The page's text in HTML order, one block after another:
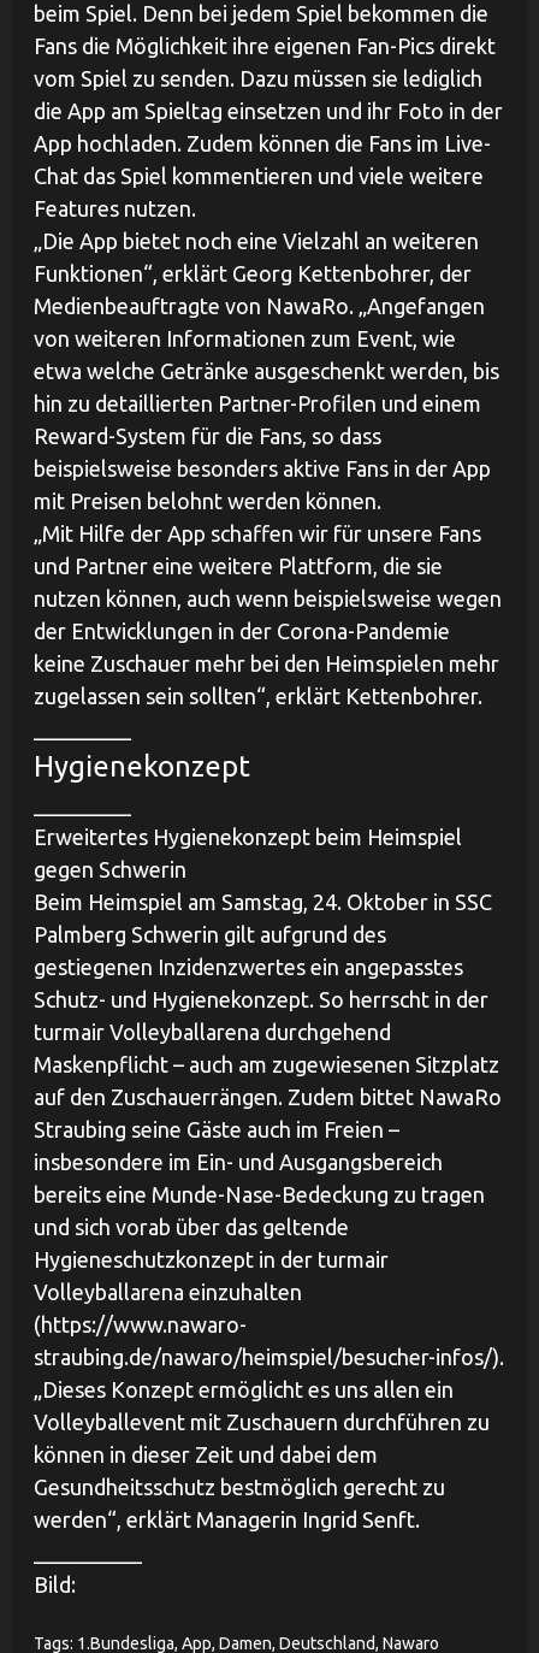
beim Spiel. Denn bei jedem Spiel bekommen die
Fans die Möglichkeit ihre eigenen Fan-Pics direkt
vom Spiel zu senden. Dazu müssen sie lediglich
die App am Spieltag einsetzen und ihr Foto in der
App hochladen. Zudem können die Fans im Live-
Chat das Spiel kommentieren und viele weitere
Features nutzen.
„Die App bietet noch eine Vielzahl an weiteren
Funktionen“, erklärt Georg Kettenbohrer, der
Medienbeauftragte von NawaRo. „Angefangen
von weiteren Informationen zum Event, wie
etwa welche Getränke ausgeschenkt werden, bis
hin zu detaillierten Partner-Profilen und einem
Reward-System für die Fans, so dass
beispielsweise besonders aktive Fans in der App
mit Preisen belohnt werden können.
„Mit Hilfe der App schaffen wir für unsere Fans
und Partner eine weitere Plattform, die sie
nutzen können, auch wenn beispielsweise wegen
der Entwicklungen in der Corona-Pandemie
keine Zuschauer mehr bei den Heimspielen mehr
zugelassen sein sollten“, erklärt Kettenbohrer.
Hygienekonzept
Erweitertes Hygienekonzept beim Heimspiel
gegen Schwerin
Beim Heimspiel am Samstag, 24. Oktober in SSC
Palmberg Schwerin gilt aufgrund des
gestiegenen Inzidenzwertes ein angepasstes
Schutz- und Hygienekonzept. So herrscht in der
turmair Volleyballarena durchgehend
Maskenpflicht – auch am zugewiesenen Sitzplatz
auf den Zuschauerrängen. Zudem bittet NawaRo
Straubing seine Gäste auch im Freien –
insbesondere im Ein- und Ausgangsbereich
bereits eine Munde-Nase-Bedeckung zu tragen
und sich vorab über das geltende
Hygieneschutzkonzept in der turmair
Volleyballarena einzuhalten
(https://www.nawaro-
straubing.de/nawaro/heimspiel/besucher-infos/).
„Dieses Konzept ermöglicht es uns allen ein
Volleyballevent mit Zuschauern durchführen zu
können in dieser Zeit und dabei dem
Gesundheitsschutz bestmöglich gerecht zu
werden“, erklärt Managerin Ingrid Senft.
Bild:
Tags: 1.Bundesliga, App, Damen, Deutschland, Nawaro